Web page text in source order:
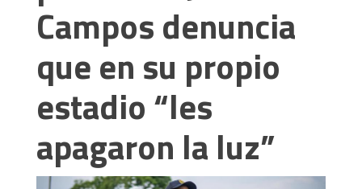
Campos denuncia
que en su propio
estadio “les
apagaron la luz”